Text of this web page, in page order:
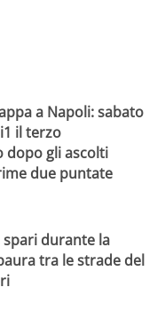
a Napoli: sabato
il terzo
dopo gli ascolti
due puntate
spari durante la
tra le strade del